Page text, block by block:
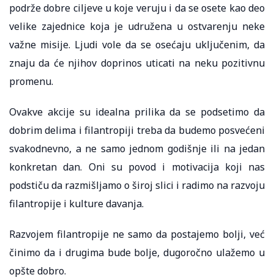
podrže dobre ciljeve u koje veruju i da se osete kao deo
velike zajednice koja je udružena u ostvarenju neke
važne misije. Ljudi vole da se osećaju uključenim, da
znaju da će njihov doprinos uticati na neku pozitivnu
promenu.
Ovakve akcije su idealna prilika da se podsetimo da
dobrim delima i filantropiji treba da budemo posvećeni
svakodnevno, a ne samo jednom godišnje ili na jedan
konkretan dan. Oni su povod i motivacija koji nas
podstiču da razmišljamo o široj slici i radimo na razvoju
filantropije i kulture davanja.
Razvojem filantropije ne samo da postajemo bolji, već
činimo da i drugima bude bolje, dugoročno ulažemo u
opšte dobro.